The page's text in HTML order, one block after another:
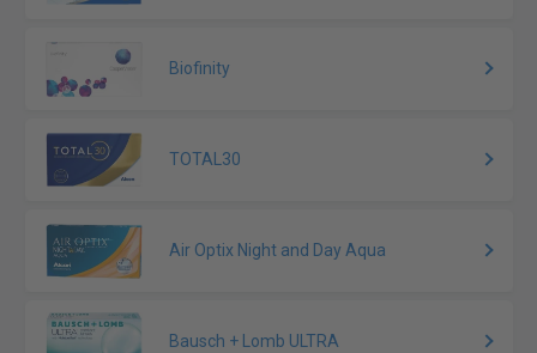
Biofinity
TOTAL30
Air Optix Night and Day Aqua
Bausch + Lomb ULTRA